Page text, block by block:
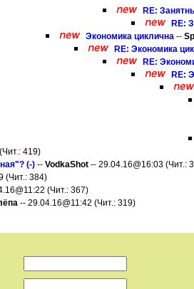
RE:
RE:
Экономика циклична --
RE: Экономика
RE:
RE:
419)
(-) -- VodkaShot -- 29.04.16@16:03 (Чит.:
(Чит.: 384)
(Чит.: 367)
-- 29.04.16@11:42 (Чит.: 319)